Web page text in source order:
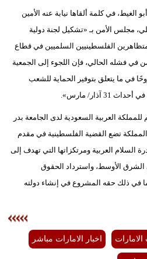
الغيط، في كلمة ألقاها نيابة عنه الأمين
مجلس الأمن بـ «تشكيل لجنة دولية
الفلسطينيين السلميين في قطاع
في فشله الحالي، فإن اللجوء إلى الجمعية
في ما يتعلق بتوفير الحماية للشعب
آذار/ مارس».
العربية السعودية لدى الجامعة بدر
تضع القضية الفلسطينية في مقدم
السلام العربية ومرتكزاتها التي تهدف إلى
الأوسط، واسترداد الحقوق
في ذلك حقه المشروع في إنشاء دولته
اخبار الامارات مباشر